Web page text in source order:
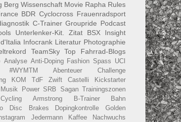
Berg Wissenschaft Movie Rapha Rules
BDR Cyclocross Frauenradsport
C-Trainer Groupride Podcast
Unterlenker-Kit. Zitat
BSX Insight
Infocrank Literatur Photographie
TeamSky
Top Fahrrad-Blogs
Analyse Anti-Doping Fashion Spass
UCI
#WYMTM Abenteuer
Challenge
KOM TdF Zwift Castelli
Kickstarter
Musik Power SRB Sagan
Trainingszonen
Armstrong B-Trainer
Bahn
Disc Brakes Dopingkontrolle
Golden
Jedermann Kaffee
Nachwuchs